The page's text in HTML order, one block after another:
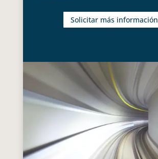
Solicitar más información